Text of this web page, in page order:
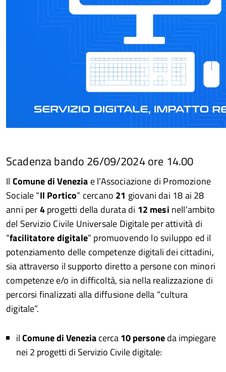
Scadenza bando 26/09/2024 ore 14.00
Il Comune di Venezia e l’Associazione di Promozione
Sociale “Il Portico” cercano 21 giovani dai 18 ai 28
anni per4progetti della durata di 12 mesi nell’ambito
del Servizio Civile Universale Digitale per attività di
“facilitatore digitale” promuovendo lo sviluppo ed il
potenziamento delle competenze digitali dei cittadini,
sia attraverso il supporto diretto a persone con minori
competenze e/o in difficoltà, sia nella realizzazione di
percorsi finalizzati alla diffusione della “cultura
digitale”.
ilComune di Veneziacerca10 personeda impiegare
nei 2 progetti di Servizio Civile digitale: